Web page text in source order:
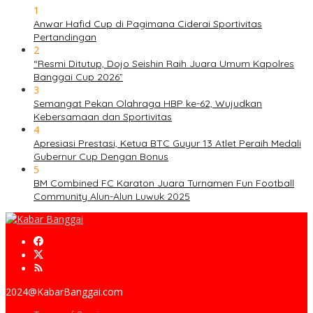
1
Anwar Hafid Cup di Pagimana Ciderai Sportivitas
Pertandingan
2
“Resmi Ditutup, Dojo Seishin Raih Juara Umum Kapolres
Banggai Cup 2026”
3
Semangat Pekan Olahraga HBP ke-62, Wujudkan
Kebersamaan dan Sportivitas
4
Apresiasi Prestasi, Ketua BTC Guyur 13 Atlet Peraih Medali
Gubernur Cup Dengan Bonus
5
BM Combined FC Karaton Juara Turnamen Fun Football
Community Alun-Alun Luwuk 2025
2024@KabarBanggai.com